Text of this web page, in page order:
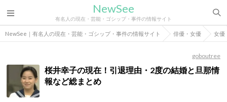
NewSee
有名人の現在・芸能・ゴシップ・事件の情報サイト
NewSee｜有名人の現在・芸能・ゴシップ・事件の情報サイト 俳優・女優 女優
goboutree
桜井幸子の現在！引退理由・2度の結婚と旦那情
報など総まとめ